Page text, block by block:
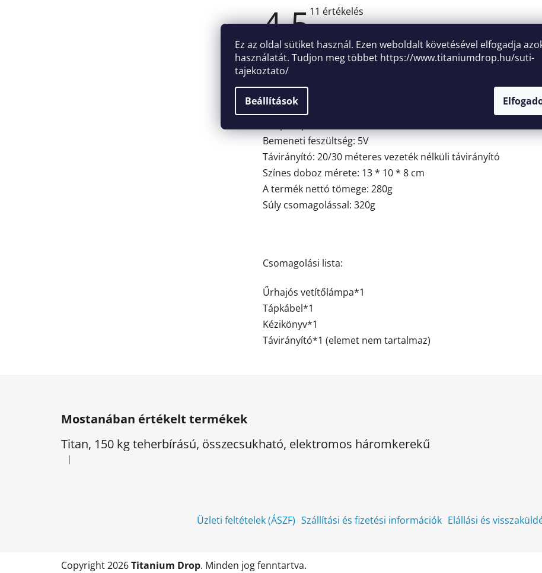
Ez az oldal sütiket használ. Ezen weboldalt követésével elfogadja
használatát. Tudjon meg többet https://www.titaniumdrop.hu/suti-
tajekoztato/
Beállítások
4,5A
termék
értékelése
5-
ből
4,5
11 értékelés
Műszaki adatok:
Teljesítmény: 5W
Anyaga: ABS
Adapter műszaki adatai: USB
Bemeneti feszültség: 5V
Távirányító: 20/30 méteres vezeték nélküli távirányító
Színes doboz mérete: 13 * 10 * 8 cm
A termék nettó tömege: 280g
Súly csomagolással: 320g
Csomagolási lista:
Űrhajós vetítőlámpa*1
Tápkábel*1
Kézikönyv*1
Távirányító*1 (elemet nem tartalmaz)
Mostanában értékelt termékek
Titan, 150 kg teherbírású, összecsukható, elektromos háromkerekű
A termék értékelése 5-ből 5 csillag.
|
Üzleti feltételek (ÁSZF) Szállítási és fizetési információk Elállási és
Copyright 2026Titanium Drop. Minden jog fenntartva.